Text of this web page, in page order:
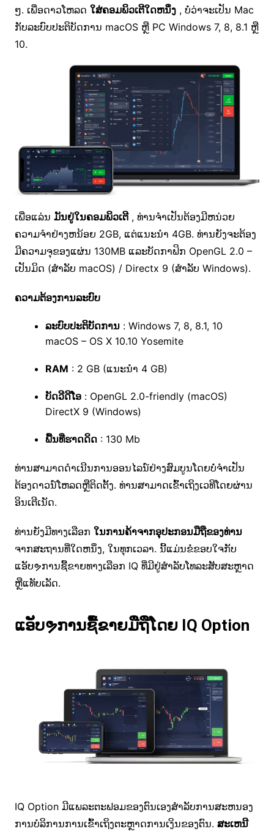
ໆ. ເພື່ອ​ດາວ​ໂຫລດ ​ໃສ່​ຄອມ​ພິວ​ເຕີ​ໃດ​ຫນຶ່ງ​, ບໍ່​ວ່າ​ຈະ​ເປັນ Mac
ກັບ​ລະ​ບົບ​ປະ​ຕິ​ບັດ​ການ macOS ຫຼື PC Windows 7​, 8​, 8.1 ຫຼື
10​.
ເພື່ອແລ່ນ ມັນຢູ່ໃນຄອມພິວເຕີ, ທ່ານຈໍາເປັນຕ້ອງມີຫນ່ວຍ
ຄວາມຈໍາຢ່າງຫນ້ອຍ 2GB, ແຕ່ແນະນໍາ 4GB. ທ່ານຍັງຈະຕ້ອງ
ມີຄວາມຈຸຂອງແຜ່ນ 130MB ແລະບັດກາຟິກ OpenGL 2.0 –
ເປັນມິດ (ສໍາລັບ macOS) / Directx 9 (ສໍາລັບ Windows).
ຄວາມຕ້ອງການລະບົບ
ລະບົບປະຕິບັດການ: Windows 7, 8, 8.1, 10
macOS – OS X 10.10 Yosemite
RAM : 2 GB (ແນະນໍາ 4 GB)
ບັດວີດີໂອ: OpenGL 2.0-friendly (macOS)
DirectX 9 (Windows)
ພື້ນທີ່ຮາດດິດ: 130 Mb
ທ່ານສາມາດດໍາເນີນການອອນໄລນ໌ຢ່າງສົມບູນໂດຍບໍ່ຈໍາເປັນ
ຕ້ອງດາວນ໌ໂຫລດຫຼືຕິດຕັ້ງ. ທ່ານສາມາດເຂົ້າເຖິງເວທີໂດຍຜ່ານ
ອິນເຕີເນັດ.
ທ່ານ​ຍັງ​ມີ​ທາງ​ເລືອກ ​ໃນ​ການ​ຄ້າ​ຈາກ​ອຸ​ປະ​ກອນ​ມື​ຖື​ຂອງ​ທ່ານ​
ຈາກ​ສະ​ຖານ​ທີ່​ໃດ​ຫນຶ່ງ​, ໃນ​ທຸກ​ເວ​ລາ​. ນີ້ແມ່ນຂໍຂອບໃຈກັບ
ແອັບຯການຊື້ຂາຍທາງເລືອກ IQ ທີ່ມີຢູ່ສໍາລັບໂທລະສັບສະຫຼາດ
ຫຼືແທັບເລັດ.
ແອັບຯການຊື້ຂາຍມືຖືໂດຍ IQ Option
IQ Option ມີແພລະຕະຟອມຂອງຕົນເອງສໍາລັບການສະຫນອງ
ການບໍລິການການເຂົ້າເຖິງຕະຫຼາດການເງິນຂອງຕົນ. ສະເຫນີ